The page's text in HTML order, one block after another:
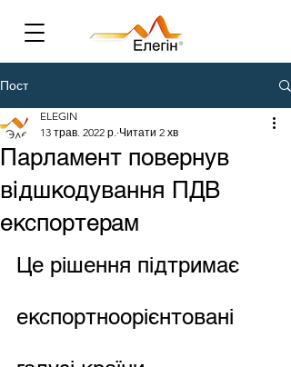
Пост
Парламент повернув
відшкодування ПДВ
експортерам
ELEGIN
13 трав. 2022 р. Читати 2 хв
Це рішення підтримає
експортноорієнтовані